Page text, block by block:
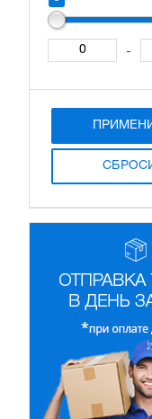
Прокладки на
Глушитель на
Элементы
Навесное и
-